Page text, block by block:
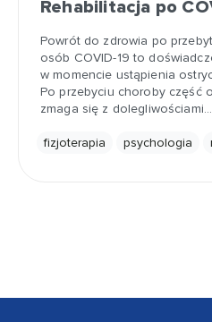
Rehabilitacja po
Powrót do zdrowia po
osób COVID-19 to
w momencie ustąpienia
Po przebyciu choroby część
zmaga się z dolegliwościami…
fizjoterapia psychologia